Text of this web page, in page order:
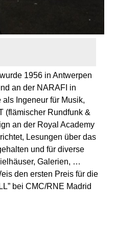
1956 in Antwerpen
an der NARAFI in
Ingeneur für Musik,
(flämischer Rundfunk &
an der Royal Academy
Lesungen über das
und für diverse
Galerien, …
den ersten Preis für die
bei CMC/RNE Madrid